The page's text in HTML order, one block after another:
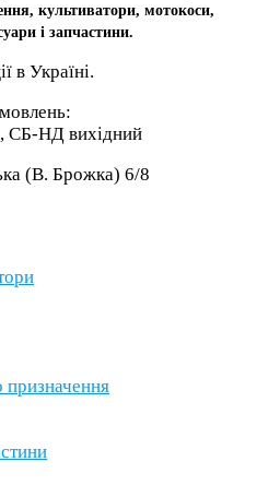
культиватори, мотокоси,
і запчастини.
в Україні.
НД вихідний
(В. Брожка) 6/8
призначення